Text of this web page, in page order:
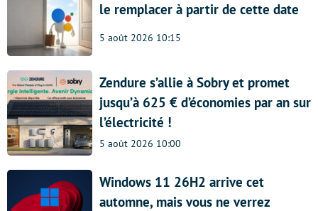
le remplacer à partir de cette date
5 août 2026 10:15
Zendure s’allie à Sobry et promet
jusqu’à 625 € d’économies par an sur
l’électricité !
5 août 2026 10:00
Windows 11 26H2 arrive cet
automne, mais vous ne verrez